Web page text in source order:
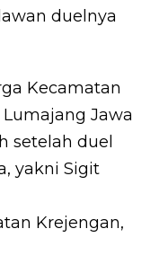
duelnya
Kecamatan
Jawa
setelah duel
yakni Sigit
Krejengan,